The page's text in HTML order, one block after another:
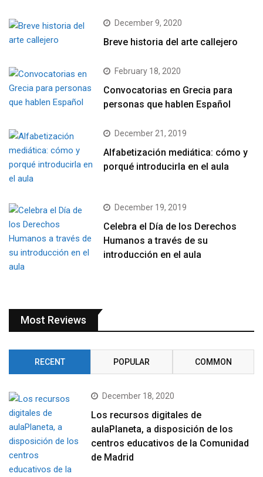
December 9, 2020
Breve historia del arte callejero
February 18, 2020
Convocatorias en Grecia para
personas que hablen Español
December 21, 2019
Alfabetización mediática: cómo y
porqué introducirla en el aula
December 19, 2019
Celebra el Día de los Derechos
Humanos a través de su
introducción en el aula
Most Reviews
RECENT POPULAR COMMON
December 18, 2020
Los recursos digitales de
aulaPlaneta, a disposición de los
centros educativos de la Comunidad
de Madrid